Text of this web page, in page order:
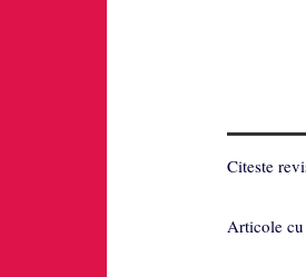
Citeste
Articole cu